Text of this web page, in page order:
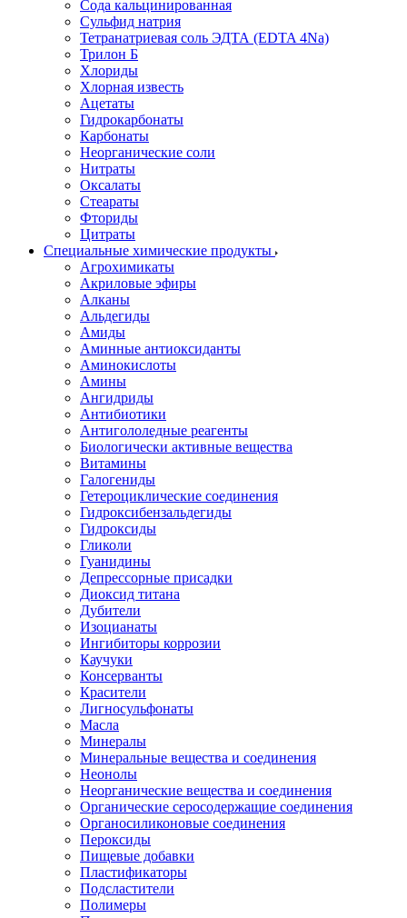
Сода кальцинированная
Сульфид натрия
Тетранатриевая соль ЭДТА (EDTA 4Na)
Трилон Б
Хлориды
Хлорная известь
Ацетаты
Гидрокарбонаты
Карбонаты
Неорганические соли
Нитраты
Оксалаты
Стеараты
Фториды
Цитраты
Специальные химические продукты
Агрохимикаты
Акриловые эфиры
Алканы
Альдегиды
Амиды
Аминные антиоксиданты
Аминокислоты
Амины
Ангидриды
Антибиотики
Антигололедные реагенты
Биологически активные вещества
Витамины
Галогениды
Гетероциклические соединения
Гидроксибензальдегиды
Гидроксиды
Гликоли
Гуанидины
Депрессорные присадки
Диоксид титана
Дубители
Изоцианаты
Ингибиторы коррозии
Каучуки
Консерванты
Красители
Лигносульфонаты
Масла
Минералы
Минеральные вещества и соединения
Неонолы
Неорганические вещества и соединения
Органические серосодержащие соединения
Органосиликоновые соединения
Пероксиды
Пищевые добавки
Пластификаторы
Подсластители
Полимеры